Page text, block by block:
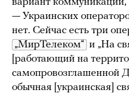
— Украинских
нет. Сейчас есть три
„МирТелеком“ и „На
[работающий на
самопровозглашенной
обычная [украинская]